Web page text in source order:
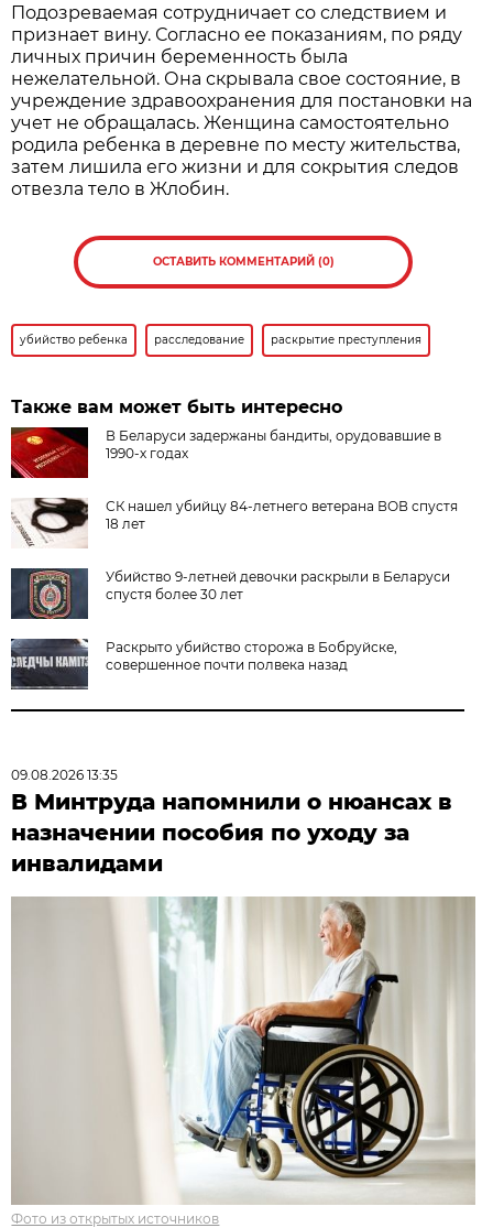
Подозреваемая сотрудничает со следствием и
признает вину. Согласно ее показаниям, по ряду
личных причин беременность была
нежелательной. Она скрывала свое состояние, в
учреждение здравоохранения для постановки на
учет не обращалась. Женщина самостоятельно
родила ребенка в деревне по месту жительства,
затем лишила его жизни и для сокрытия следов
отвезла тело в Жлобин.
ОСТАВИТЬ КОММЕНТАРИЙ (0)
убийство ребенка расследование раскрытие преступления
Также вам может быть интересно
В Беларуси задержаны бандиты, орудовавшие в
1990-х годах
СК нашел убийцу 84-летнего ветерана ВОВ спустя
18 лет
Убийство 9-летней девочки раскрыли в Беларуси
спустя более 30 лет
Раскрыто убийство сторожа в Бобруйске,
совершенное почти полвека назад
09.08.2026 13:35
В Минтруда напомнили о нюансах в
назначении пособия по уходу за
инвалидами
Фото из открытых источников